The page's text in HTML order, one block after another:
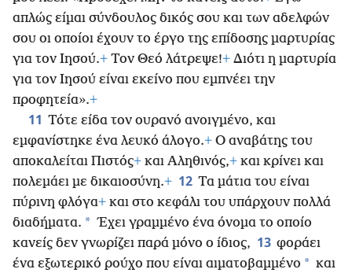
απλώς είμαι σύνδουλος δικός σου και των αδελφών
σου οι οποίοι έχουν το έργο της επίδοσης μαρτυρίας
για τον Ιησού.+ Τον Θεό λάτρεψε!+ Διότι η μαρτυρία
για τον Ιησού είναι εκείνο που εμπνέει την
προφητεία».+
11 Τότε είδα τον ουρανό ανοιγμένο, και
εμφανίστηκε ένα λευκό άλογο.+ Ο αναβάτης του
αποκαλείται Πιστός+ και Αληθινός,+ και κρίνει και
πολεμάει με δικαιοσύνη.+ 12 Τα μάτια του είναι
πύρινη φλόγα+ και στο κεφάλι του υπάρχουν πολλά
διαδήματα. * Έχει γραμμένο ένα όνομα το οποίο
κανείς δεν γνωρίζει παρά μόνο ο ίδιος, 13 φοράει
ένα εξωτερικό ρούχο που είναι αιματοβαμμένο * και